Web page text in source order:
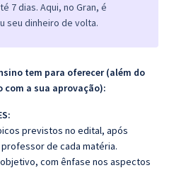
7 dias. Aqui, no Gran, é
seu dinheiro de volta.
tem para oferecer (além do
com a sua aprovação):
previstos no edital, após
de cada matéria.
com ênfase nos aspectos